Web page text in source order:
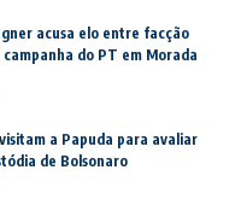
acusa elo entre facção
campanha do PT em Morada
a Papuda para avaliar
de Bolsonaro